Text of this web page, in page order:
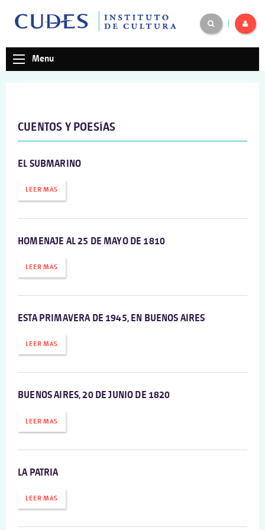
Menu
CUENTOS Y POESÍAS
EL SUBMARINO
LEER MÁS
HOMENAJE AL 25 DE MAYO DE 1810
LEER MÁS
ESTA PRIMAVERA DE 1945, EN BUENOS AIRES
LEER MÁS
BUENOS AIRES, 20 DE JUNIO DE 1820
LEER MÁS
LA PATRIA
LEER MÁS